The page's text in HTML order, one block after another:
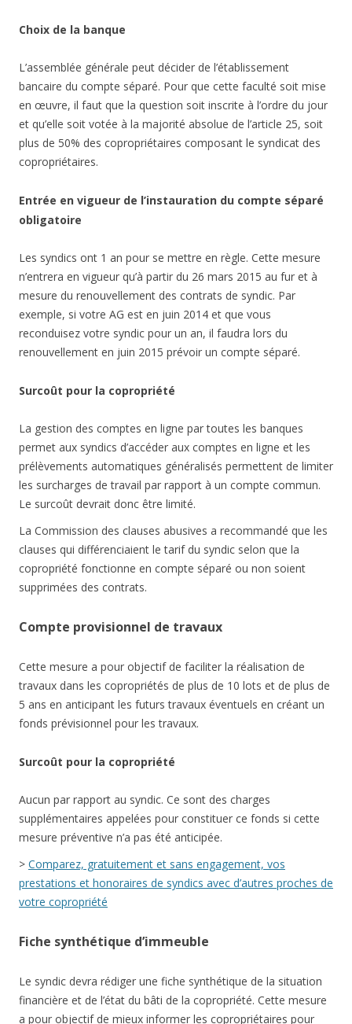
Choix de la banque
L’assemblée générale peut décider de l’établissement
bancaire du compte séparé. Pour que cette faculté soit mise
en œuvre, il faut que la question soit inscrite à l’ordre du jour
et qu’elle soit votée à la majorité absolue de l’article 25, soit
plus de 50% des copropriétaires composant le syndicat des
copropriétaires.
Entrée en vigueur de l’instauration du compte séparé
obligatoire
Les syndics ont 1 an pour se mettre en règle. Cette mesure
n’entrera en vigueur qu’à partir du 26 mars 2015 au fur et à
mesure du renouvellement des contrats de syndic. Par
exemple, si votre AG est en juin 2014 et que vous
reconduisez votre syndic pour un an, il faudra lors du
renouvellement en juin 2015 prévoir un compte séparé.
Surcoût pour la copropriété
La gestion des comptes en ligne par toutes les banques
permet aux syndics d’accéder aux comptes en ligne et les
prélèvements automatiques généralisés permettent de limiter
les surcharges de travail par rapport à un compte commun.
Le surcoût devrait donc être limité.
La Commission des clauses abusives a recommandé que les
clauses qui différenciaient le tarif du syndic selon que la
copropriété fonctionne en compte séparé ou non soient
supprimées des contrats.
Compte provisionnel de travaux
Cette mesure a pour objectif de faciliter la réalisation de
travaux dans les copropriétés de plus de 10 lots et de plus de
5 ans en anticipant les futurs travaux éventuels en créant un
fonds prévisionnel pour les travaux.
Surcoût pour la copropriété
Aucun par rapport au syndic. Ce sont des charges
supplémentaires appelées pour constituer ce fonds si cette
mesure préventive n’a pas été anticipée.
> Comparez, gratuitement et sans engagement, vos
prestations et honoraires de syndics avec d’autres proches de
votre copropriété
Fiche synthétique d’immeuble
Le syndic devra rédiger une fiche synthétique de la situation
financière et de l’état du bâti de la copropriété. Cette mesure
a pour objectif de mieux informer les copropriétaires pour